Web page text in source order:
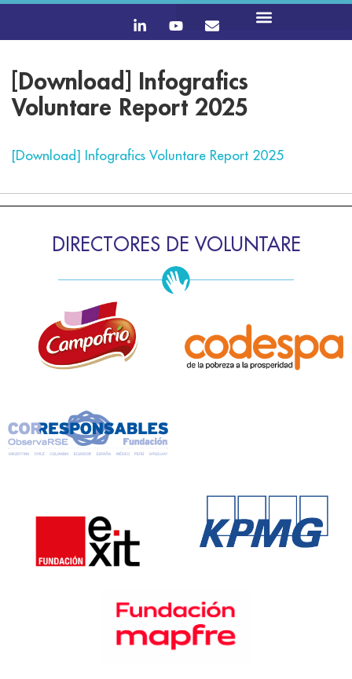
[Download] Infografics
Voluntare Report 2025
[Download] Infografics Voluntare Report 2025
DIRECTORES DE VOLUNTARE